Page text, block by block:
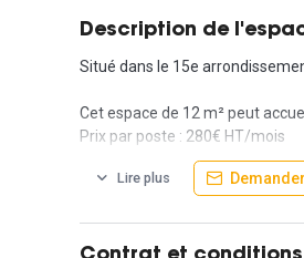
Description de
Situé dans le 15e
Cet espace de 12 m² peut
Prix par poste : 280€ HT/mois
Des services sont inclus dans
Internet en wifi
Sanitaires
Lire plus